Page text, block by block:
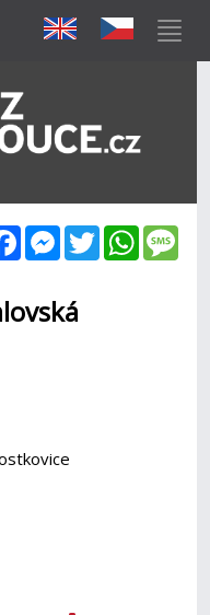
FacebookMessenger
Twitter